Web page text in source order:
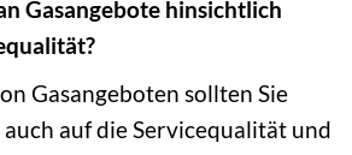
Gasangebote hinsichtlich
Gasangeboten sollten Sie
auf die Servicequalität und